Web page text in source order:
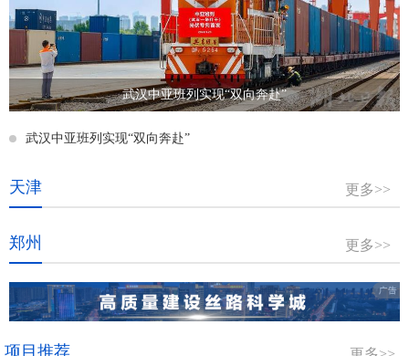
武汉中亚班列实现“双向奔赴”
武汉中亚班列实现“双向奔赴”
天津 更多>>
郑州 更多>>
项目推荐